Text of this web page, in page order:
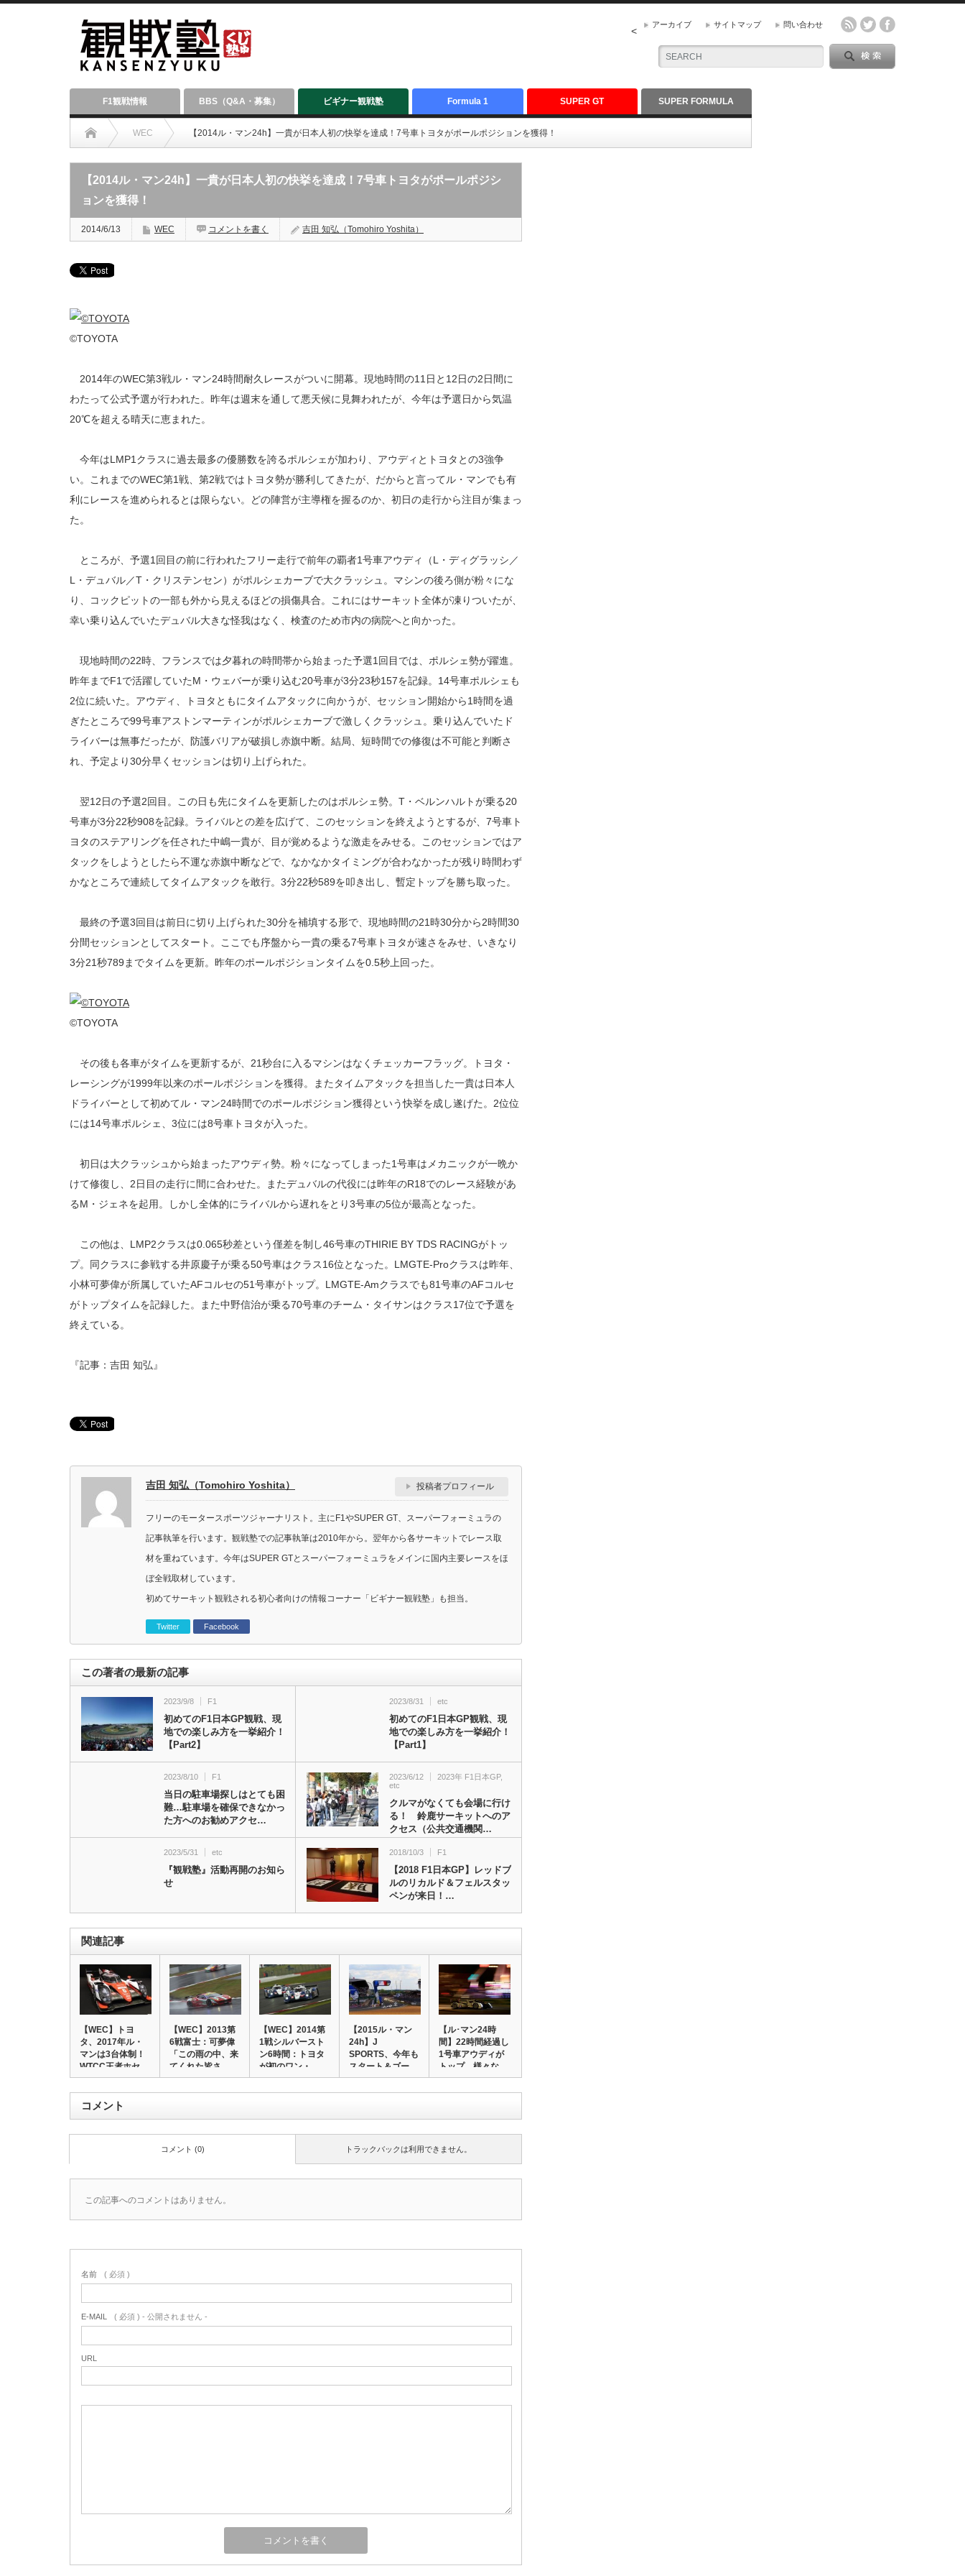
アーカイブ サイトマップ 問い合わせ
<
F1観戦情報 BBS（Q&A・募集） ビギナー観戦塾 Formula 1 SUPER GT SUPER FORMULA
WEC 【2014ル・マン24h】一貴が日本人初の快挙を達成！7号車トヨタがポールポジションを獲得！
【2014ル・マン24h】一貴が日本人初の快挙を達成！7号車トヨタがポールポジシ
ョンを獲得！
2014/6/13 WEC コメントを書く 吉田 知弘（Tomohiro Yoshita）
©TOYOTA
2014年のWEC第3戦ル・マン24時間耐久レースがついに開幕。現地時間の11日と12日の2日間に
わたって公式予選が行われた。昨年は週末を通して悪天候に見舞われたが、今年は予選日から気温
20℃を超える晴天に恵まれた。
今年はLMP1クラスに過去最多の優勝数を誇るポルシェが加わり、アウディとトヨタとの3強争
い。これまでのWEC第1戦、第2戦ではトヨタ勢が勝利してきたが、だからと言ってル・マンでも有
利にレースを進められるとは限らない。どの陣営が主導権を握るのか、初日の走行から注目が集まっ
た。
ところが、予選1回目の前に行われたフリー走行で前年の覇者1号車アウディ（L・ディグラッシ／
L・デュバル／T・クリステンセン）がポルシェカーブで大クラッシュ。マシンの後ろ側が粉々にな
り、コックピットの一部も外から見えるほどの損傷具合。これにはサーキット全体が凍りついたが、
幸い乗り込んでいたデュバル大きな怪我はなく、検査のため市内の病院へと向かった。
現地時間の22時、フランスでは夕暮れの時間帯から始まった予選1回目では、ポルシェ勢が躍進。
昨年までF1で活躍していたM・ウェバーが乗り込む20号車が3分23秒157を記録。14号車ポルシェも
2位に続いた。アウディ、トヨタともにタイムアタックに向かうが、セッション開始から1時間を過
ぎたところで99号車アストンマーティンがポルシェカーブで激しくクラッシュ。乗り込んでいたド
ライバーは無事だったが、防護バリアが破損し赤旗中断。結局、短時間での修復は不可能と判断さ
れ、予定より30分早くセッションは切り上げられた。
翌12日の予選2回目。この日も先にタイムを更新したのはポルシェ勢。T・ベルンハルトが乗る20
号車が3分22秒908を記録。ライバルとの差を広げて、このセッションを終えようとするが、7号車ト
ヨタのステアリングを任された中嶋一貴が、目が覚めるような激走をみせる。このセッションではア
タックをしようとしたら不運な赤旗中断などで、なかなかタイミングが合わなかったが残り時間わず
かなところで連続してタイムアタックを敢行。3分22秒589を叩き出し、暫定トップを勝ち取った。
最終の予選3回目は前日に切り上げられた30分を補填する形で、現地時間の21時30分から2時間30
分間セッションとしてスタート。ここでも序盤から一貴の乗る7号車トヨタが速さをみせ、いきなり
3分21秒789までタイムを更新。昨年のポールポジションタイムを0.5秒上回った。
©TOYOTA
その後も各車がタイムを更新するが、21秒台に入るマシンはなくチェッカーフラッグ。トヨタ・
レーシングが1999年以来のポールポジションを獲得。またタイムアタックを担当した一貴は日本人
ドライバーとして初めてル・マン24時間でのポールポジション獲得という快挙を成し遂げた。2位位
には14号車ポルシェ、3位には8号車トヨタが入った。
初日は大クラッシュから始まったアウディ勢。粉々になってしまった1号車はメカニックが一晩か
けて修復し、2日目の走行に間に合わせた。またデュバルの代役には昨年のR18でのレース経験があ
るM・ジェネを起用。しかし全体的にライバルから遅れをとり3号車の5位が最高となった。
この他は、LMP2クラスは0.065秒差という僅差を制し46号車のTHIRIE BY TDS RACINGがトッ
プ。同クラスに参戦する井原慶子が乗る50号車はクラス16位となった。LMGTE-Proクラスは昨年、
小林可夢偉が所属していたAFコルセの51号車がトップ。LMGTE-Amクラスでも81号車のAFコルセ
がトップタイムを記録した。また中野信治が乗る70号車のチーム・タイサンはクラス17位で予選を
終えている。
『記事：吉田 知弘』
吉田 知弘（Tomohiro Yoshita） 投稿者プロフィール
フリーのモータースポーツジャーナリスト。主にF1やSUPER GT、スーパーフォーミュラの
記事執筆を行います。観戦塾での記事執筆は2010年から。翌年から各サーキットでレース取
材を重ねています。今年はSUPER GTとスーパーフォーミュラをメインに国内主要レースをほ
ぼ全戦取材しています。
初めてサーキット観戦される初心者向けの情報コーナー「ビギナー観戦塾」も担当。
Twitter Facebook
この著者の最新の記事
2023/9/8 F1
初めてのF1日本GP観戦、現
地での楽しみ方を一挙紹介！
【Part2】
2023/8/31 etc
初めてのF1日本GP観戦、現
地での楽しみ方を一挙紹介！
【Part1】
2023/8/10 F1
当日の駐車場探しはとても困
難…駐車場を確保できなかっ
た方へのお勧めアクセ…
2023/6/12 2023年 F1日本GP,
etc
クルマがなくても会場に行け
る！ 鈴鹿サーキットへのア
クセス（公共交通機関…
2023/5/31 etc
『観戦塾』活動再開のお知ら
せ
2018/10/3 F1
【2018 F1日本GP】レッドブ
ルのリカルド＆フェルスタッ
ペンが来日！…
関連記事
【WEC】トヨ
タ、2017年ル・
マンは3台体制！
WTCC王者ホセ…
【WEC】2013第
6戦富士：可夢偉
「この雨の中、来
てくれた皆さ…
【WEC】2014第
1戦シルバースト
ン6時間：トヨタ
が初のワン・…
【2015ル・マン
24h】J
SPORTS、今年も
スタート＆ゴー…
【ル･マン24時
間】22時間経過し
1号車アウディが
トップ、様々な…
コメント
トラックバックは利用できません。
コメント (0)
この記事へのコメントはありません。
名前 ( 必須 )
E-MAIL ( 必須 ) - 公開されません -
URL